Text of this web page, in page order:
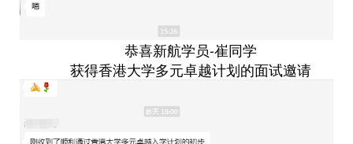
恭喜新航学员-崔同学
获得香港大学多元卓越计划的面试邀请